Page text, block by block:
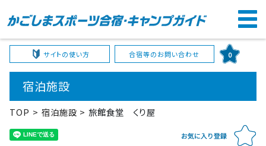
サイトの使い方 合宿等のお問い合わせ 0
宿泊施設
TOP 宿泊施設 旅館食堂 くり屋